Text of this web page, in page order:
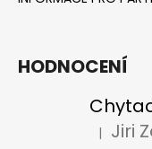
HODNOCENÍ
| Jiri